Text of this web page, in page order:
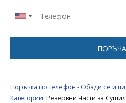
РЕМЪК
СУШИЛНЯ
ARISTON
C00113879
Поръчка по телефон - Обади се и
Категории: Резервни Части за